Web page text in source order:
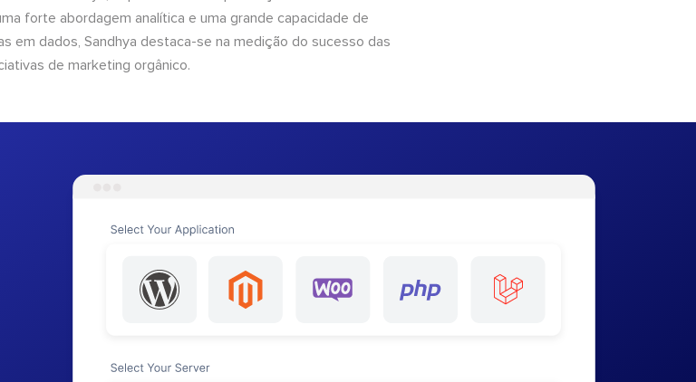
forte abordagem analítica e uma grande capacidade de
em dados, Sandhya destaca-se na medição do sucesso das
de marketing orgânico.